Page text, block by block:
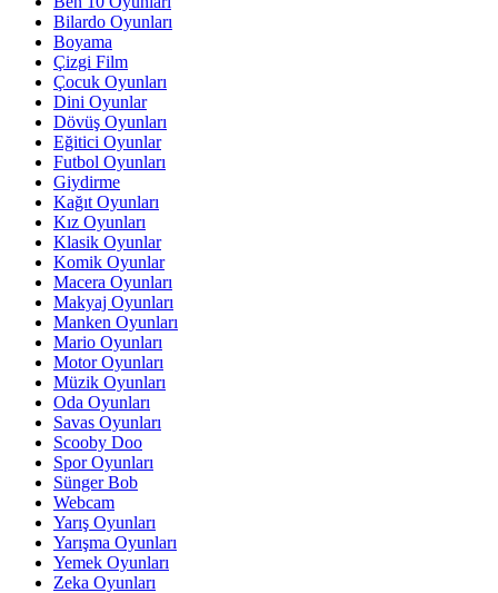
Bilardo Oyunları
Boyama
Çizgi Film
Çocuk Oyunları
Dini Oyunlar
Dövüş Oyunları
Eğitici Oyunlar
Futbol Oyunları
Giydirme
Kağıt Oyunları
Kız Oyunları
Klasik Oyunlar
Komik Oyunlar
Macera Oyunları
Makyaj Oyunları
Manken Oyunları
Mario Oyunları
Motor Oyunları
Müzik Oyunları
Oda Oyunları
Savas Oyunları
Scooby Doo
Spor Oyunları
Sünger Bob
Webcam
Yarış Oyunları
Yarışma Oyunları
Yemek Oyunları
Zeka Oyunları